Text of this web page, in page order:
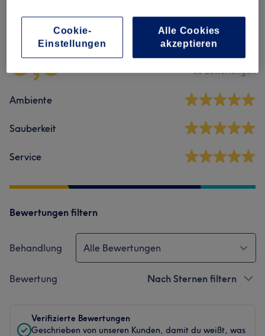
5,0 50 Bewertungen
Ambiente
Sauberkeit
Service
Bewertungen filtern
Behandlung Alle Bewertungen
Bewertung Nach Sternen filtern
Verifizierte Bewertungen
Geschrieben von unseren Kunden, damit du weißt, was
Cookie-
Einstellungen
Alle Cookies
akzeptieren